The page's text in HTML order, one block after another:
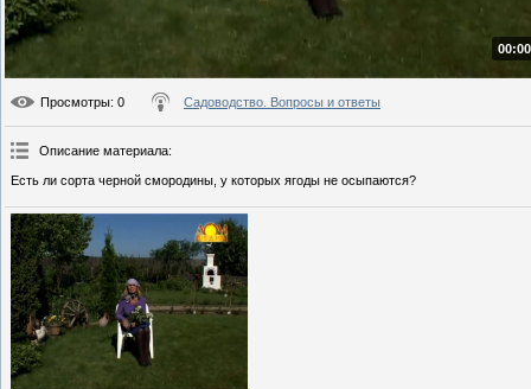
Просмотры: 0 Садоводство. Вопросы и ответы
Описание материала:
Есть ли сорта черной смородины, у которых ягоды не осыпаются?